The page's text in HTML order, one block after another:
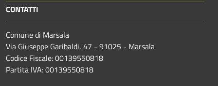
CONTATTI
Comune di Marsala
Via Giuseppe Garibaldi, 47 - 91025 - Marsala
Codice Fiscale: 00139550818
Partita IVA: 00139550818